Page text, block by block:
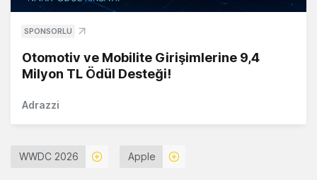
SPONSORLU
Otomotiv ve Mobilite Girişimlerine 9,4
Milyon TL Ödül Desteği!
Adrazzi
WWDC 2026 Apple